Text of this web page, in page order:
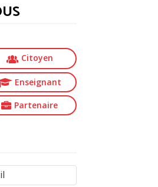
Citoyen
Enseignant
Partenaire